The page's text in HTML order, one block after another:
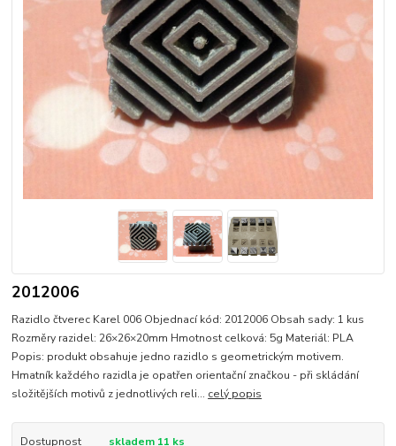
2012006
Razidlo čtverec Karel 006 Objednací kód: 2012006 Obsah sady: 1 kus
Rozměry razidel: 26×26×20mm Hmotnost celková: 5g Materiál: PLA
Popis: produkt obsahuje jedno razidlo s geometrickým motivem.
Hmatník každého razidla je opatřen orientační značkou - při skládání
složitějších motivů z jednotlivých reli... celý popis
Dostupnost skladem 11 ks